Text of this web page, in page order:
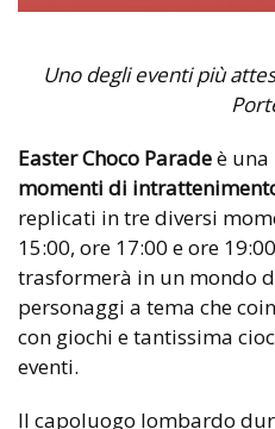
Uno degli eventi più
Easter Choco Paradeè una
momenti di
replicati in tre diversi
15:00, ore 17:00 e ore
trasformerà in un mondo
personaggi a tema che
con giochi e tantissima
eventi.
Il capoluogo lombardo